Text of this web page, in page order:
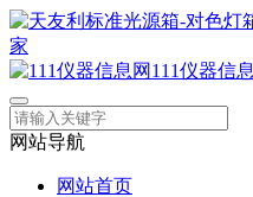
111仪器信
网站导航
网站首页